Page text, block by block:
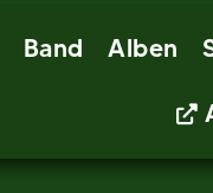
Band Alben